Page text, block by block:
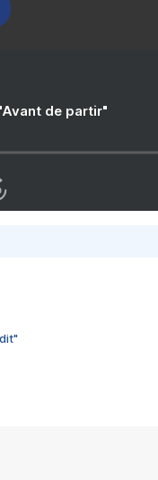
de partir"